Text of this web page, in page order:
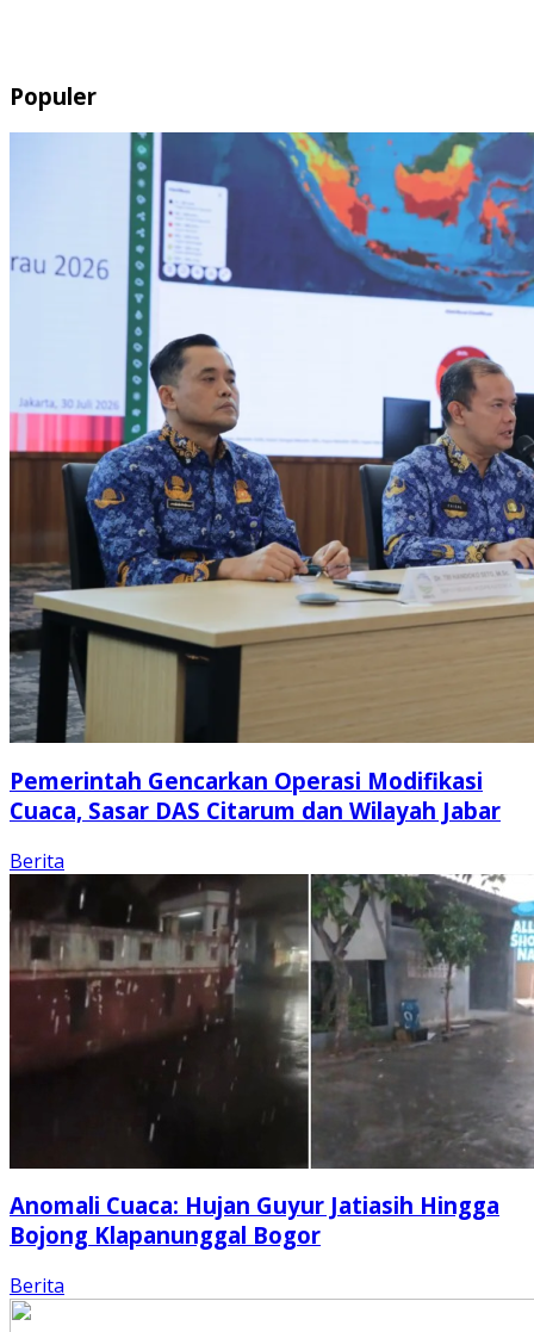
Populer
Pemerintah Gencarkan Operasi Modifikasi
Cuaca, Sasar DAS Citarum dan Wilayah Jabar
Berita
Anomali Cuaca: Hujan Guyur Jatiasih Hingga
Bojong Klapanunggal Bogor
Berita